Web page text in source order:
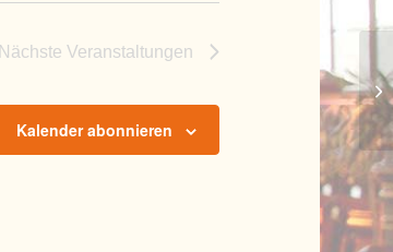
Nächste Veranstaltungen
Kalender abonnieren